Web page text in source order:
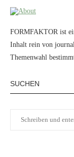
FORMFAKTOR ist
Inhalt rein von
Themenwahl
SUCHEN